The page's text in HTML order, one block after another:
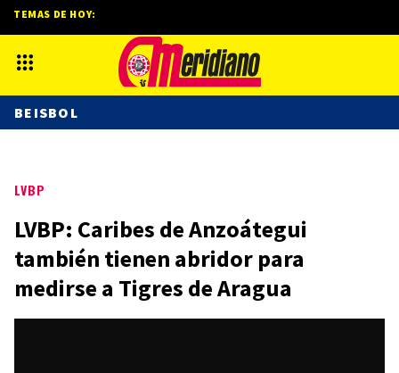
LVBP
LVBP: Caribes de Anzoátegui
también tienen abridor para
medirse a Tigres de Aragua
TEMAS DE HOY:
BEISBOL